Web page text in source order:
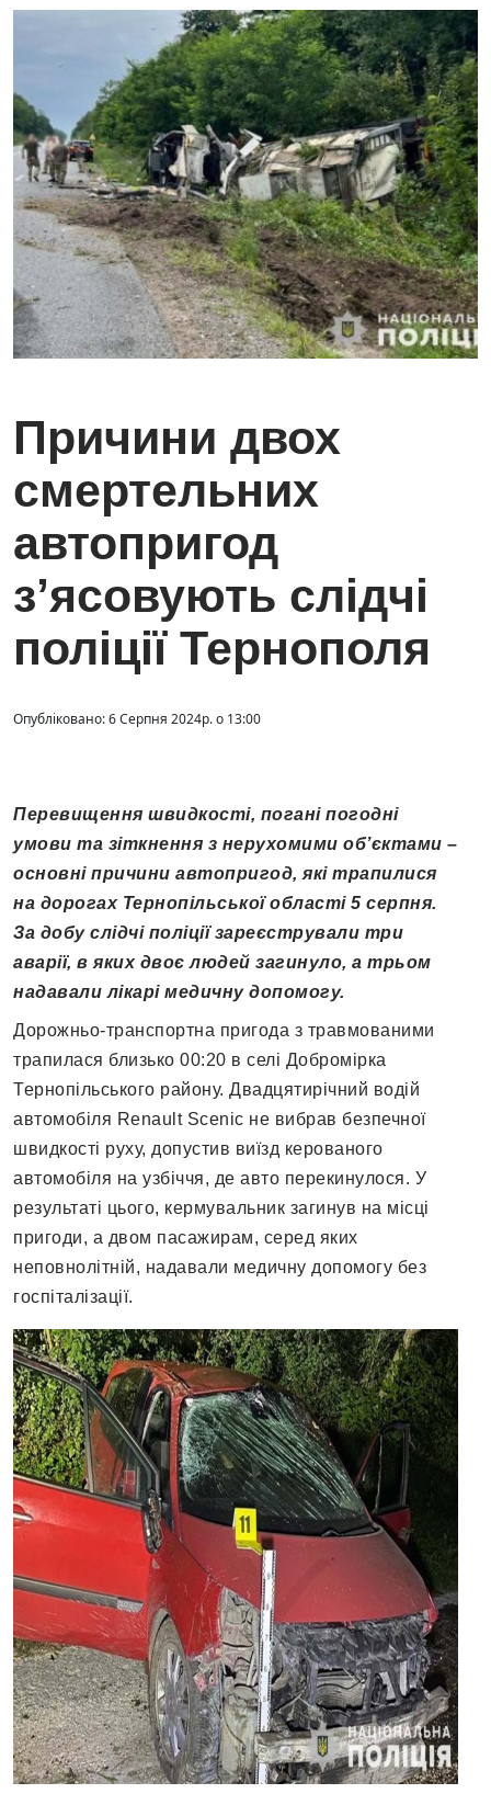
Причини двох
смертельних
автопригод
з’ясовують слідчі
поліції Тернополя
Опубліковано: 6 Серпня 2024р. о 13:00
Перевищення швидкості, погані погодні
умови та зіткнення з нерухомими об’єктами –
основні причини автопригод, які трапилися
на дорогах Тернопільської області 5 серпня.
За добу слідчі поліції зареєстрували три
аварії, в яких двоє людей загинуло, а трьом
надавали лікарі медичну допомогу.
Дорожньо-транспортна пригода з травмованими
трапилася близько 00:20 в селі Добромірка
Тернопільського району. Двадцятирічний водій
автомобіля Renault Scenic не вибрав безпечної
швидкості руху, допустив виїзд керованого
автомобіля на узбіччя, де авто перекинулося. У
результаті цього, кермувальник загинув на місці
пригоди, а двом пасажирам, серед яких
неповнолітній, надавали медичну допомогу без
госпіталізації.